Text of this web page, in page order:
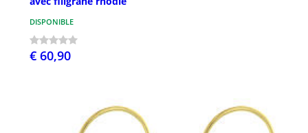
DISPONIBLE
€ 60,90